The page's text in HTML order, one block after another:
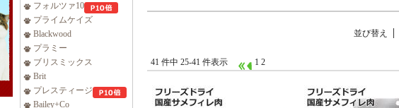
フォルツァ10
プライムケイズ
Blackwood
プラミー
ブリスミックス
Brit
プレスティージ
Bailey+Co
並び替え
41 件中 25-41 件表示 1 2